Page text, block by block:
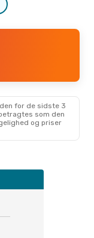
for de sidste 3
som den
og priser